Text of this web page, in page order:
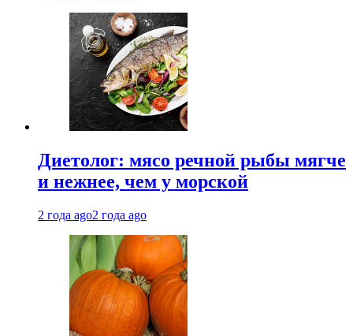
Диетолог: мясо речной рыбы мягче
и нежнее, чем у морской
2 года ago2 года ago